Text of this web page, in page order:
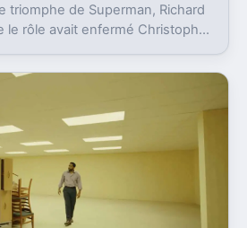
triomphe de Superman, Richard
le rôle avait enfermé Christopher